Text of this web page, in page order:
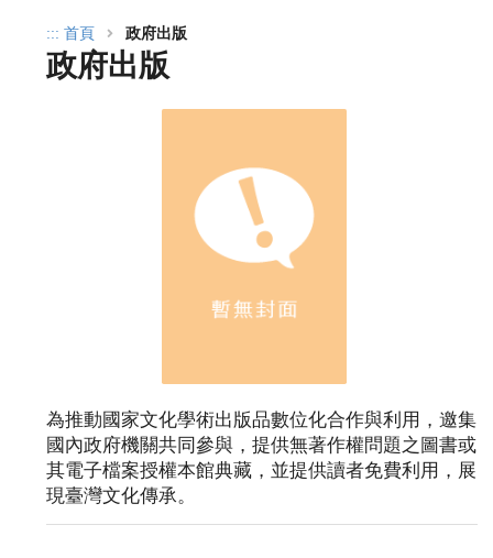
::: 首頁 政府出版
政府出版
為推動國家文化學術出版品數位化合作與利用，邀集
國內政府機關共同參與，提供無著作權問題之圖書或
其電子檔案授權本館典藏，並提供讀者免費利用，展
現臺灣文化傳承。